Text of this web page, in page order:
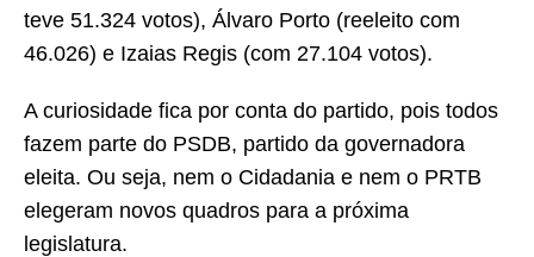
teve 51.324 votos), Álvaro Porto (reeleito com
46.026) e Izaias Regis (com 27.104 votos).
A curiosidade fica por conta do partido, pois todos
fazem parte do PSDB, partido da governadora
eleita. Ou seja, nem o Cidadania e nem o PRTB
elegeram novos quadros para a próxima
legislatura.